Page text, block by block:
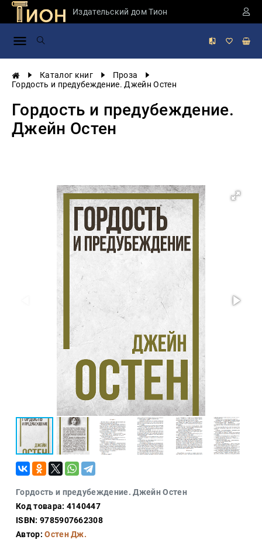
Издательский дом Тион
Каталог книг
Проза
Гордость и предубеждение. Джейн Остен
Гордость и предубеждение.
Джейн Остен
Гордость и предубеждение. Джейн Остен
Код товара: 4140447
ISBN: 9785907662308
Автор:Остен Дж.
Занимательная
России
история
Экономика
Учебная
литература
Публицистика
непознанное
Философия
Конспирология
Политика
Туризм
Разное
Кухня,
кулинария
Закон